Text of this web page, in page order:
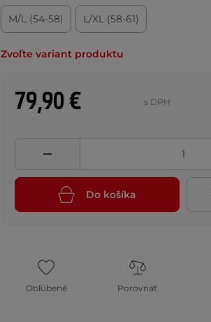
M/L (54-58) L/XL (58-61)
Zvoľte variant produktu
79,90 € s DPH
Do košíka
Obľúbené Porovnať